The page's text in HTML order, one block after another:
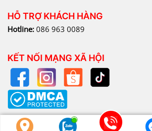
HỖ TRỢ KHÁCH HÀNG
Hotline: 086 963 0089
KẾT NỐI MẠNG XÃ HỘI